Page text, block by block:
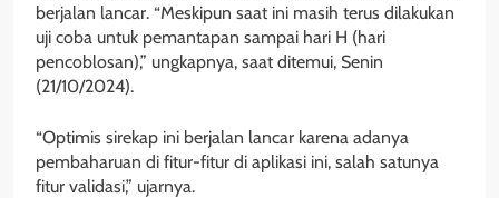
berjalan lancar. “Meskipun saat ini masih terus dilakukan
uji coba untuk pemantapan sampai hari H (hari
pencoblosan),” ungkapnya, saat ditemui, Senin
(21/10/2024).
“Optimis sirekap ini berjalan lancar karena adanya
pembaharuan di fitur-fitur di aplikasi ini, salah satunya
fitur validasi,” ujarnya.